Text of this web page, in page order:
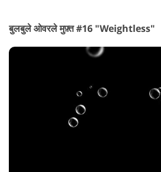
बुलबुले ओवरले मुफ़्त #16 "Weightless"